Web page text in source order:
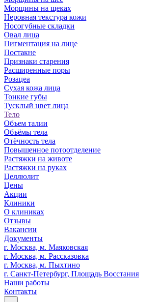
Морщины на щеках
Неровная текстура кожи
Носогубные складки
Овал лица
Пигментация на лице
Постакне
Признаки старения
Расширенные поры
Розацеа
Сухая кожа лица
Тонкие губы
Тусклый цвет лица
Тело
Объем талии
Объёмы тела
Отёчность тела
Повышенное потоотделение
Растяжки на животе
Растяжки на руках
Целлюлит
Цены
Акции
Клиники
О клиниках
Отзывы
Вакансии
Документы
г. Москва, м. Маяковская
г. Москва, м. Рассказовка
г. Москва, м. Пыхтино
г. Санкт-Петербург, Площадь Восстания
Наши работы
Контакты